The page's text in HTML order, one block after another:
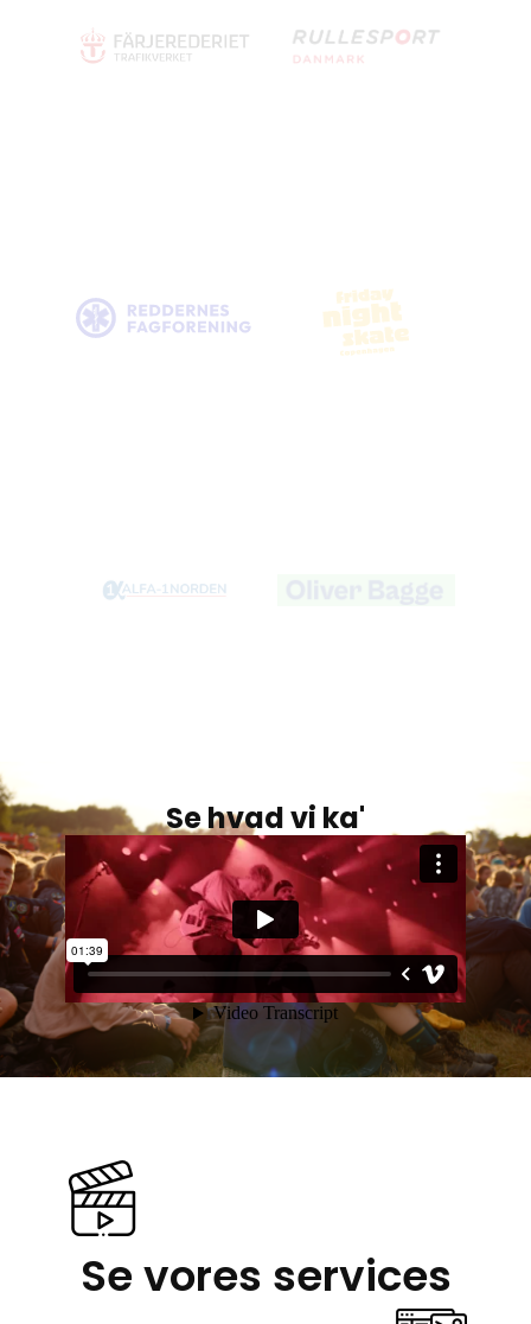
Se hvad vi ka'
Se vores services